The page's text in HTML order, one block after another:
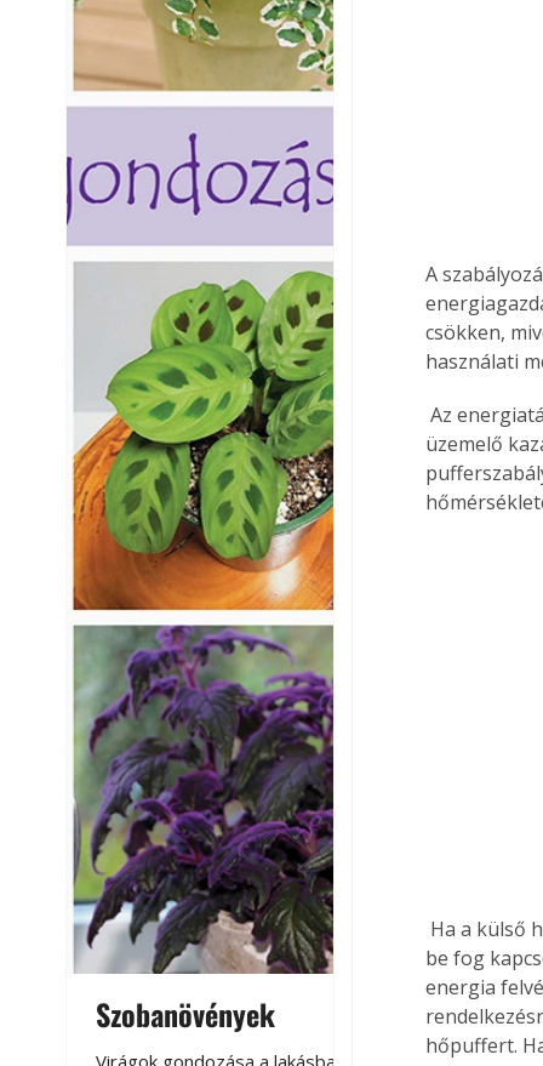
Szobanövények
Virágoskert:
teraszon,
A
csökken,
használati
Az energiatároló külső hőforrásból, például hasábfával vagy tömörített tüzelőanyaggal
üzemelő
be fog
energia
hőpuffert.